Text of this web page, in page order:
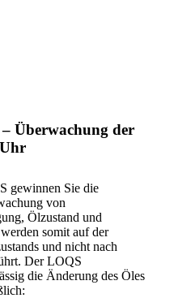
Überwachung der
gewinnen Sie die
von
Ölzustand und
somit auf der
und nicht nach
Der LOQS
die Änderung des Öles